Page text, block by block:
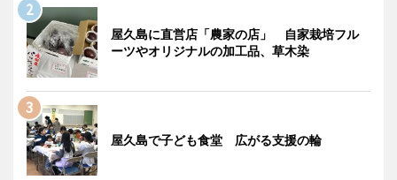
屋久島に直営店「農家の店」 自家栽培フル
ーツやオリジナルの加工品、草木染
屋久島で子ども食堂 広がる支援の輪